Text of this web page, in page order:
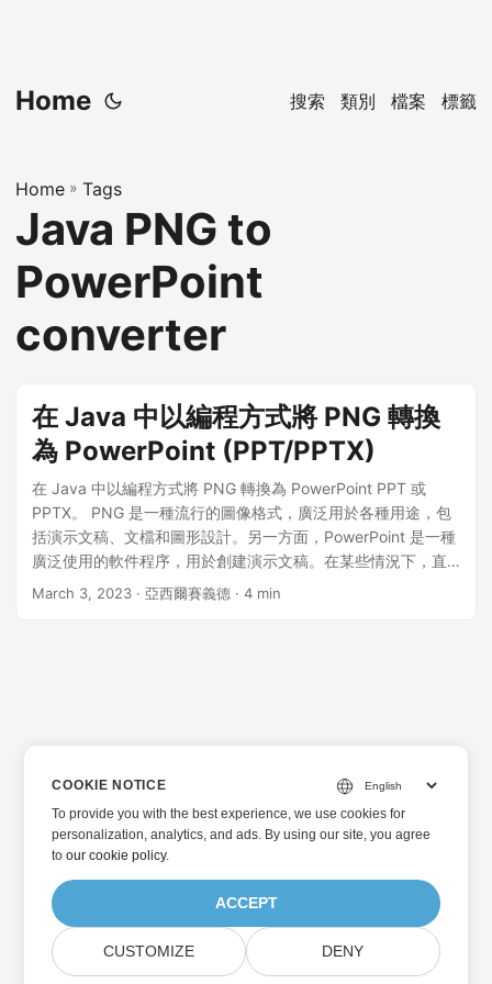
Home 搜索 類別 檔案 標籤
Home » Tags
Java PNG to
PowerPoint
converter
在 Java 中以編程方式將 PNG 轉換
為 PowerPoint (PPT/PPTX)
在 Java 中以編程方式將 PNG 轉換為 PowerPoint PPT 或
PPTX。 PNG 是一種流行的圖像格式，廣泛用於各種用途，包
括演示文稿、文檔和圖形設計。另一方面，PowerPoint 是一種
廣泛使用的軟件程序，用於創建演示文稿。在某些情況下，直
接在演示文稿中包含 PNG 圖像並不容易。這就是需要將 PNG
API - SDK 安裝 GroupDocs.Conversion Cloud SDK for Java
您將 50 多種文件格式轉換為其他格式。此 SDK 提供了範圍廣
泛 的文檔轉換選項，包括 PDF、DOC、DOCX、XLSX、
裝任何其他軟件的任何人來說，這是一個完美的解決方案。將
SDK 集成到基於 Java 的應用程序變得簡單而高效。
March 3, 2023 · 亞西爾賽義德 · 4 min
COOKIE NOTICE
To provide you with the best experience, we use cookies for
personalization, analytics, and ads. By using our site, you agree
toour cookie policy.
ACCEPT
CUSTOMIZE DENY